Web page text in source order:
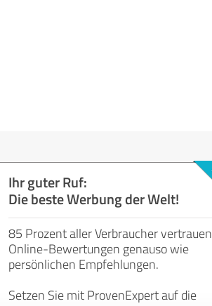
Ihr guter Ruf:
Die beste Werbung der Welt!
85 Prozent aller Verbraucher vertrauen
Online-Bewertungen genauso wie
persönlichen Empfehlungen.
Setzen Sie mit ProvenExpert auf die